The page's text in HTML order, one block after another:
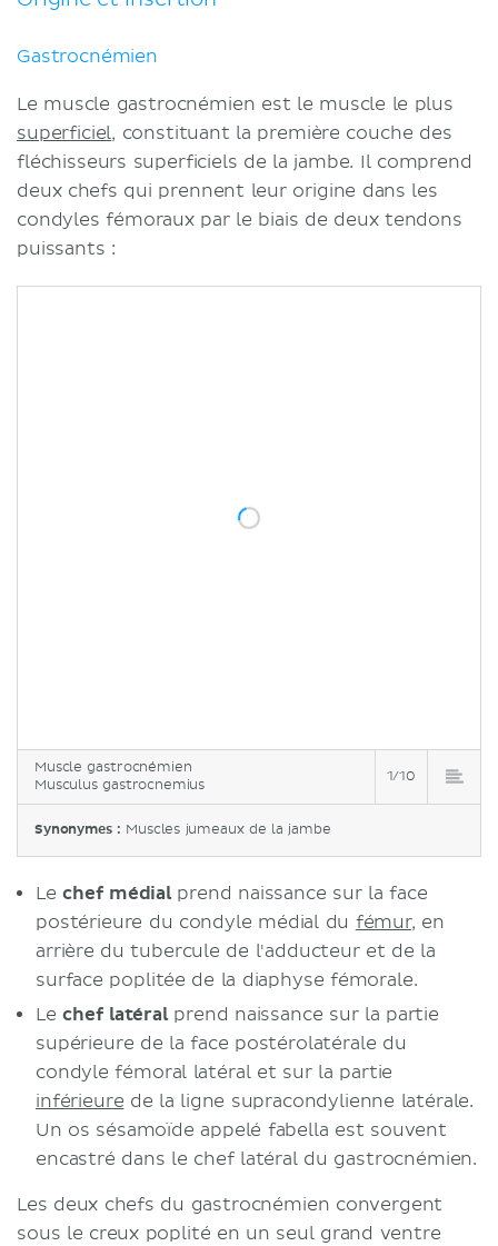
Sources
Gastrocnémien
Le muscle gastrocnémien est le muscle le plus
superficiel, constituant la première couche des
fléchisseurs superficiels de la jambe. Il comprend
deux chefs qui prennent leur origine dans les
condyles fémoraux par le biais de deux tendons
puissants :
Muscle gastrocnémien
Musculus gastrocnemius
1/10
Synonymes : Muscles jumeaux de la jambe
Le chef médial prend naissance sur la face
postérieure du condyle médial du fémur, en
arrière du tubercule de l'adducteur et de la
surface poplitée de la diaphyse fémorale.
Le chef latéralprend naissance sur la partie
supérieure de la face postérolatérale du
condyle fémoral latéral et sur la partie
inférieure de la ligne supracondylienne latérale.
Un os sésamoïde appelé fabella est souvent
encastré dans le chef latéral du gastrocnémien.
Les deux chefs du gastrocnémien convergent
sous le creux poplité en un seul grand ventre